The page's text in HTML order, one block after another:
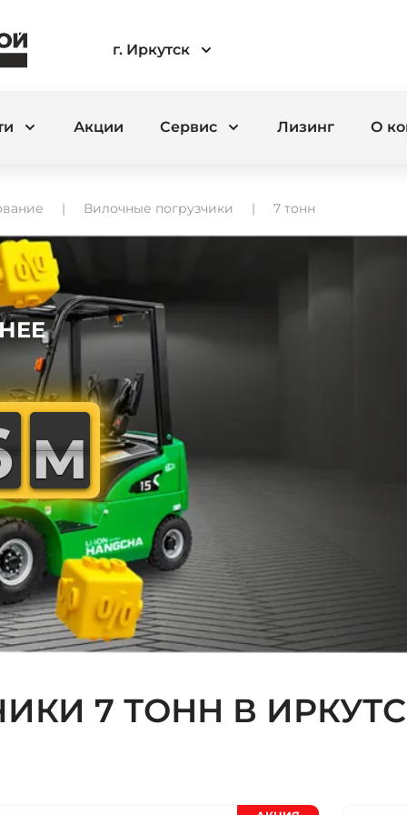
г. Иркутск
Акции Сервис Лизинг О
Вилочные погрузчики 7 тонн
м
м
7 ТОНН В